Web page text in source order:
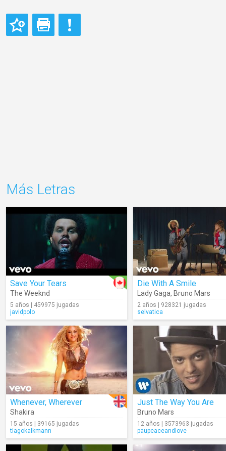
Más Letras
Save Your Tears
The Weeknd
5 años | 459975 jugadas
javidpolo
Die With A Smile
Lady Gaga, Bruno Mars
2 años | 928321 jugadas
selvatica
Whenever, Wherever
Shakira
15 años | 39165 jugadas
tiagokalkmann
Just The Way You Are
Bruno Mars
12 años | 3573963 jugadas
paupeaceandlove